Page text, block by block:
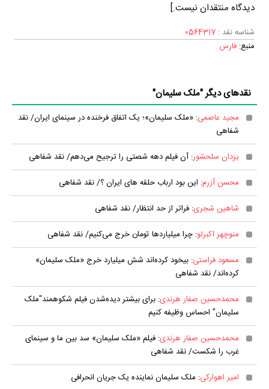
دیدگاه منتقدان نیست.]
شناسه نقد : 0564317
منبع:فارس
نقدهای دیگر "ملک سلیمان"
مجید عاصمی: «ملک سلیمان»؛ یک اتفاق فرخنده در سینمای ایران/ نقد
شفاهی
یزدان سلحشور: آن فیلم دهه شصتی را ترجیح می‌دهم/ نقد شفاهی
محسن آزرم: این بود ارباب حلقه های ایران ؟/ نقد شفاهی
شاهین شجری: فراتر از حد انتظار/ نقد شفاهی
منوچهر اکبرلو: چرا میلیارد‌ها تومان خرج می‌کنیم/ نقد شفاهی
مسعود فراستی: بیخود کرده‌اند شش میلیارد خرج «ملک سلیمان»
کرده‌اند/ نقد شفاهی
محمدحسین صفار هرندی: برای بیشتر دیده‌شدن فیلم شکوهمند"ملک
سلیمان" احساس وظیفه کنیم
محمدحسین صفار هرندی: فیلم «ملک سلیمان» سد بین ما و سینمای
غرب را شکست/ نقد شفاهی
امیر اهوارکی: ملک سلیمان نماینده یک جریان انحرافی